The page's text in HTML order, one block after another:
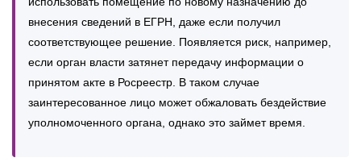
внесения сведений в ЕГРН, даже если получил
соответствующее решение. Появляется риск, например,
если орган власти затянет передачу информации о
принятом акте в Росреестр. В таком случае
заинтересованное лицо может обжаловать бездействие
уполномоченного органа, однако это займет время.